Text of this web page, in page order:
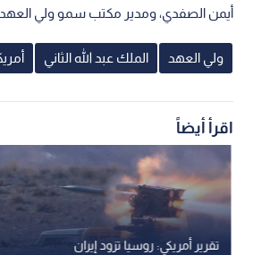
أيمن الصفدي، ومدير مكتب سمو ولي العهد
ولي العهد الملك عبد الله الثاني
اقرأ أيضاً
تقرير أمريكي: روسيا تزود إيران